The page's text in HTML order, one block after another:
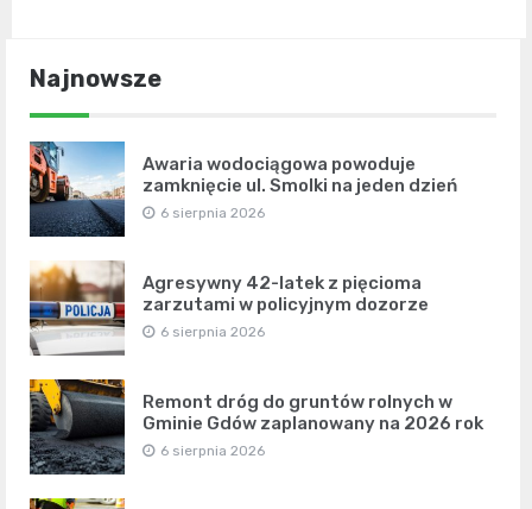
Najnowsze
Awaria wodociągowa powoduje
zamknięcie ul. Smolki na jeden dzień
6 sierpnia 2026
Agresywny 42-latek z pięcioma
zarzutami w policyjnym dozorze
6 sierpnia 2026
Remont dróg do gruntów rolnych w
Gminie Gdów zaplanowany na 2026 rok
6 sierpnia 2026